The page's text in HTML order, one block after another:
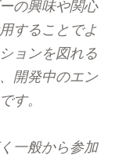
の興味や関心
することでよ
ョンを図れる
開発中のエン
す。
一般から参加